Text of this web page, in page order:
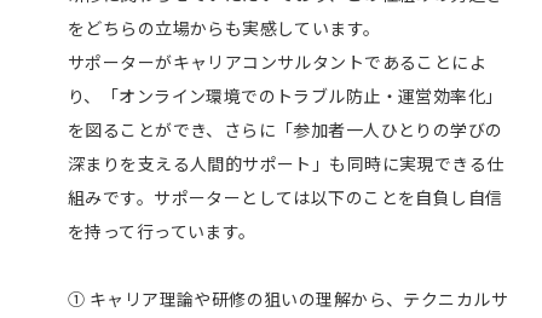
をどちらの立場からも実感しています。
サポーターがキャリアコンサルタントであることによ
り、「オンライン環境でのトラブル防止・運営効率化」
を図ることができ、さらに「参加者一人ひとりの学びの
深まりを支える人間的サポート」も同時に実現できる仕
組みです。サポーターとしては以下のことを自負し自信
を持って行っています。
① キャリア理論や研修の狙いの理解から、テクニカルサ